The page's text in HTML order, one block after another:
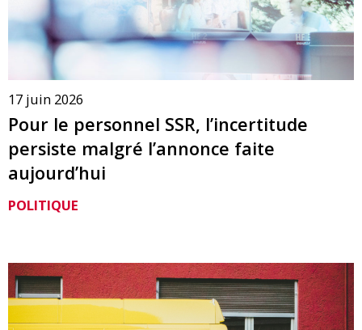
17 juin 2026
Pour le personnel SSR, l’incertitude
persiste malgré l’annonce faite
aujourd’hui
POLITIQUE